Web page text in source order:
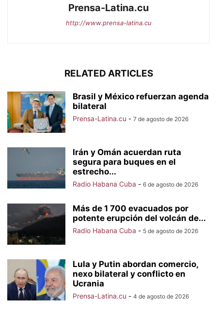
Prensa-Latina.cu
http://www.prensa-latina.cu
RELATED ARTICLES
Brasil y México refuerzan agenda
bilateral
Prensa-Latina.cu - 7 de agosto de 2026
Irán y Omán acuerdan ruta
segura para buques en el
estrecho...
Radio Habana Cuba - 6 de agosto de 2026
Más de 1 700 evacuados por
potente erupción del volcán de...
Radio Habana Cuba - 5 de agosto de 2026
Lula y Putin abordan comercio,
nexo bilateral y conflicto en
Ucrania
Prensa-Latina.cu - 4 de agosto de 2026